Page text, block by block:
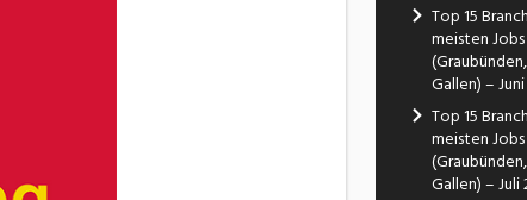
Top 15
meisten
Gallen) –
Top 15
meisten
Gallen) – Juli